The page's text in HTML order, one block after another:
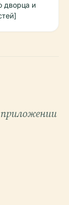
дворца и